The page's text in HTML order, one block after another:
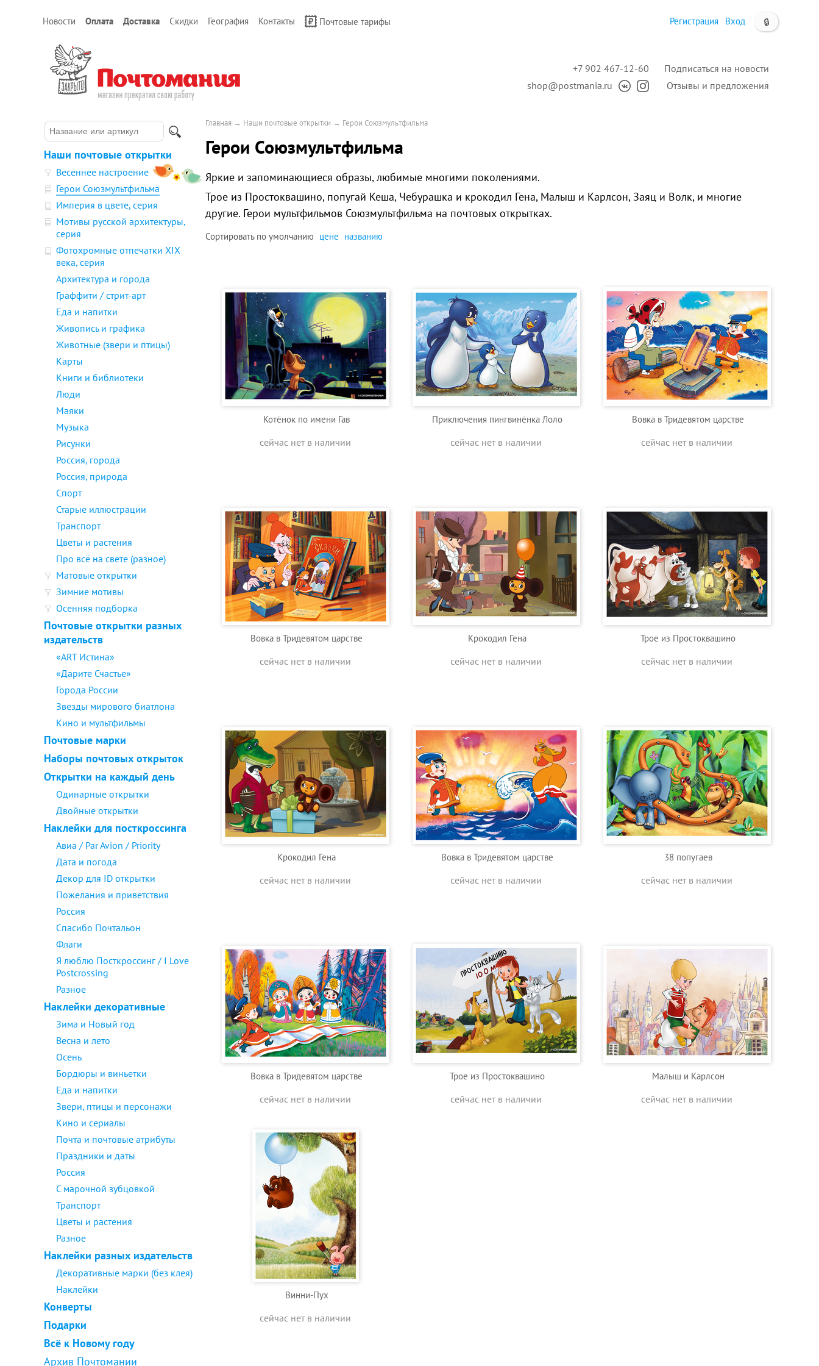
Новости Оплата Доставка Скидки География Контакты Почтовые тарифы 🔒
Регистрация Вход
Подписаться на новости
Отзывы и предложения
+7 902 467-12-60
shop@postmania.ru
Наши почтовые открытки
Весеннее настроение
Герои Союзмультфильма
Империя в цвете, серия
Мотивы русской архитектуры,
серия
Фотохромные отпечатки XIX
века, серия
Архитектура и города
Граффити / стрит-арт
Еда и напитки
Живопись и графика
Животные (звери и птицы)
Карты
Книги и библиотеки
Люди
Маяки
Музыка
Рисунки
Россия, города
Россия, природа
Спорт
Старые иллюстрации
Транспорт
Цветы и растения
Про всё на свете (разное)
Матовые открытки
Зимние мотивы
Осенняя подборка
Почтовые открытки разных
издательств
«ART Истина»
«Дарите Счастье»
Города России
Звезды мирового биатлона
Кино и мультфильмы
Почтовые марки
Наборы почтовых открыток
Открытки на каждый день
Одинарные открытки
Двойные открытки
Наклейки для посткроссинга
Авиа / Par Avion / Priority
Дата и погода
Декор для ID открытки
Пожелания и приветствия
Россия
Спасибо Почтальон
Флаги
Я люблю Посткроссинг / I Love
Postcrossing
Разное
Наклейки декоративные
Зима и Новый год
Весна и лето
Осень
Бордюры и виньетки
Еда и напитки
Звери, птицы и персонажи
Кино и сериалы
Почта и почтовые атрибуты
Праздники и даты
Россия
С марочной зубцовкой
Транспорт
Цветы и растения
Разное
Наклейки разных издательств
Декоративные марки (без клея)
Наклейки
Конверты
Подарки
Всё к Новому году
Архив Почтомании
Главная → Наши почтовые открытки → Герои Союзмультфильма
Герои Союзмультфильма
Яркие и запоминающиеся образы, любимые многими поколениями.
Трое из Простоквашино, попугай Кеша, Чебурашка и крокодил Гена, Малыш и Карлсон, Заяц и Волк, и многие
другие. Герои мультфильмов Союзмультфильма на почтовых открытках.
Сортировать по умолчанию цене названию
Котёнок по имени Гав
сейчас нет в наличии
Приключения пингвинёнка Лоло
сейчас нет в наличии
Вовка в Тридевятом царстве
сейчас нет в наличии
Вовка в Тридевятом царстве
сейчас нет в наличии
Крокодил Гена
сейчас нет в наличии
Трое из Простоквашино
сейчас нет в наличии
Крокодил Гена
сейчас нет в наличии
Вовка в Тридевятом царстве
сейчас нет в наличии
38 попугаев
сейчас нет в наличии
Вовка в Тридевятом царстве
сейчас нет в наличии
Трое из Простоквашино
сейчас нет в наличии
Малыш и Карлсон
сейчас нет в наличии
Винни-Пух
сейчас нет в наличии